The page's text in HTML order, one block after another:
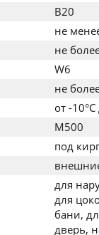
B20
не
не
W6
не
от -
M500
под
для
для
бани,
дверь,